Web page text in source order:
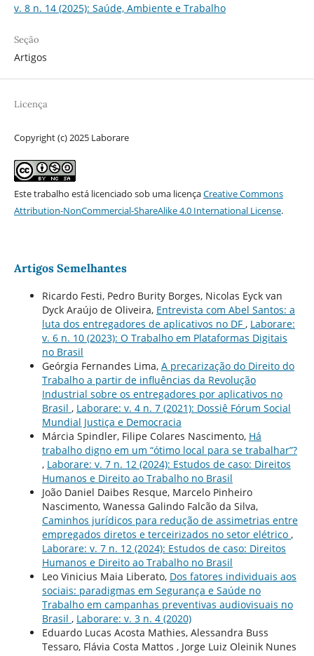
v. 8 n. 14 (2025): Saúde, Ambiente e Trabalho
Seção
Artigos
Licença
Copyright (c) 2025 Laborare
Este trabalho está licenciado sob uma licençaCreative Commons
Attribution-NonCommercial-ShareAlike 4.0 International License.
Artigos Semelhantes
Ricardo Festi, Pedro Burity Borges, Nicolas Eyck van
Dyck Araújo de Oliveira, Entrevista com Abel Santos: a
luta dos entregadores de aplicativos no DF , Laborare:
v. 6 n. 10 (2023): O Trabalho em Plataformas Digitais
no Brasil
Geórgia Fernandes Lima, A precarização do Direito do
Trabalho a partir de influências da Revolução
Industrial sobre os entregadores por aplicativos no
Brasil , Laborare: v. 4 n. 7 (2021): Dossiê Fórum Social
Mundial Justiça e Democracia
Márcia Spindler, Filipe Colares Nascimento, Há
trabalho digno em um “ótimo local para se trabalhar”?
, Laborare: v. 7 n. 12 (2024): Estudos de caso: Direitos
Humanos e Direito ao Trabalho no Brasil
João Daniel Daibes Resque, Marcelo Pinheiro
Nascimento, Wanessa Galindo Falcão da Silva,
Caminhos jurídicos para redução de assimetrias entre
empregados diretos e terceirizados no setor elétrico ,
Laborare: v. 7 n. 12 (2024): Estudos de caso: Direitos
Humanos e Direito ao Trabalho no Brasil
Leo Vinicius Maia Liberato, Dos fatores individuais aos
sociais: paradigmas em Segurança e Saúde no
Trabalho em campanhas preventivas audiovisuais no
Brasil , Laborare: v. 3 n. 4 (2020)
Eduardo Lucas Acosta Mathies, Alessandra Buss
Tessaro, Flávia Costa Mattos , Jorge Luiz Oleinik Nunes